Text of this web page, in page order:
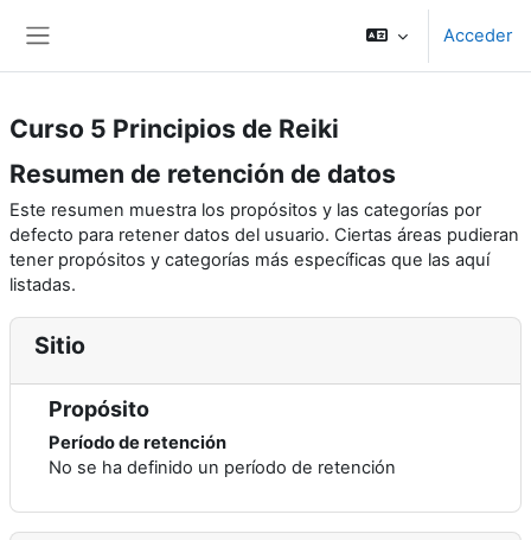
Acceder
Curso 5 Principios de Reiki
Resumen de retención de datos
Este resumen muestra los propósitos y las categorías por
defecto para retener datos del usuario. Ciertas áreas pudieran
tener propósitos y categorías más específicas que las aquí
listadas.
Sitio
Propósito
Período de retención
No se ha definido un período de retención